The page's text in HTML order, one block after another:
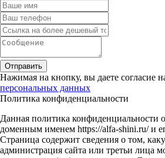
Отправить
Нажимая на кнопку, вы даете согласие
персональных данных
Политика конфиденциальности
Данная политика конфиденциальности
доменным именем https://alfa-shini.ru/ и
Страница содержит сведения о том,
администрация сайта или третьи лица